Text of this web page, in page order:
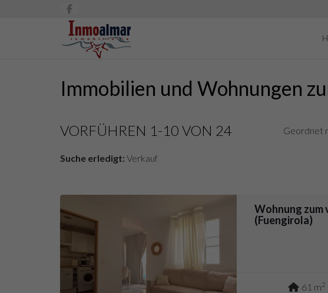
Immobilien und Wohnungen
VORFÜHREN 1-10 VON 24 Geordnet
Suche erledigt: Verkauf
Wohnung zum
(Fuengirola)
61 m2